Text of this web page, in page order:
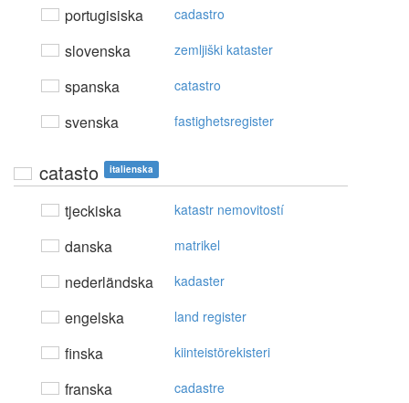
portugisiska cadastro
slovenska zemljiški kataster
spanska catastro
svenska fastighetsregister
catasto italienska
tjeckiska katastr nemovitostí
danska matrikel
nederländska kadaster
engelska land register
finska kiinteistörekisteri
franska cadastre